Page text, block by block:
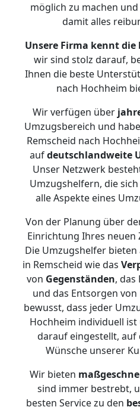
möglich zu machen und
damit alles
Unsere Firma kennt die
wir sind stolz darauf,
Ihnen die beste
nach Hochheim
Wir verfügen über
Umzugsbereich und
Remscheid nach
aufdeutschlandweite
Unser Netzwerk
Umzugshelfern, die
alle Aspekte eines
Von der Planung über
Einrichtung Ihres neuen
Die Umzugshelfer
in Remscheid wie das
von Gegenständen,
und das Entsorgen
bewusst, dass jeder
Hochheim individuell
darauf eingestellt, auf
Wünsche unserer
Wir bieten
sind immer bestrebt,
besten Service zu den